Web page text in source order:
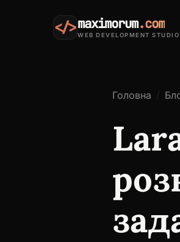
</>maximorum.com
WEB DEVELOPMENT STUDIO
Головна